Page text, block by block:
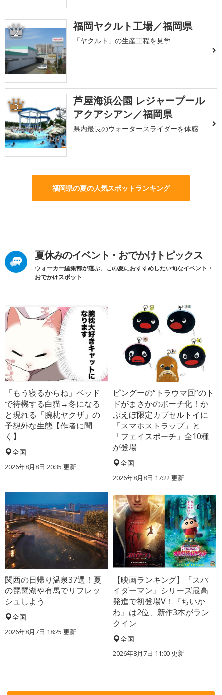
2 福岡ヤクルト工場／福岡県
「ヤクルト」の生産工程を見学
3
芦屋海浜公園 レジャープール
アクアシアン／福岡県
県内最長のウォータースライダーを体感
福岡県の夏の人気スポットランキング
夏休みのイベント・おでかけトピックス
ウォーカー編集部が選ぶ、この夏におすすめしたい旬なイベント・
おでかけスポット
「もう寝るからね」ベッド
で待機する白猫→冬になる
と現れる「腕枕ヤクザ」の
予想外な生態【作者に聞
く】
全国
2026年8月8日 20:35 更新
ピングーの“トラウマ回”のト
ドがまさかのポーチ化！か
ぷえぼ限定カプセルトイに
「スマホストラップ」と
「フェイスポーチ」全10種
が登場
全国
2026年8月8日 17:22更新
関西の日帰り温泉37選！夏
の琵琶湖や有馬でリフレッ
シュしよう
全国
2026年8月7日 18:25 更新
【映画ランキング】『スパ
イダーマン』シリーズ最高
発進で初登場V！『ちいか
わ』は2位、新作3本がラン
クイン
全国
2026年8月7日 11:00更新